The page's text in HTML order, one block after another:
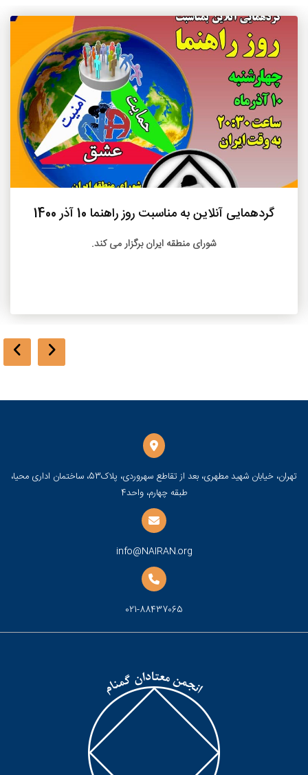
گردهمایی آنلاین به مناسبت روز راهنما 10 آذر 1400
شورای منطقه ایران برگزار می کند.
بیشتر
تهران، خیابان شهید مطهری، بعد از تقاطع سهروردی، پلاک53، ساختمان اداری محیا،
طبقه چهارم، واحد4
info@NAIRAN.org
021-88437065